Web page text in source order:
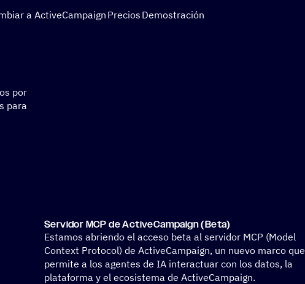
a ActiveCampaign Precios Demostración
por
para
Servi­dor MCP de ActiveCampaign (Beta)
Estamos abriendo el acceso beta al servidor MCP (Model
Context Protocol) de ActiveCampaign, un nuevo marco que
permite a los agentes de IA interactuar con los datos, la
plataforma y el ecosistema de ActiveCampaign.